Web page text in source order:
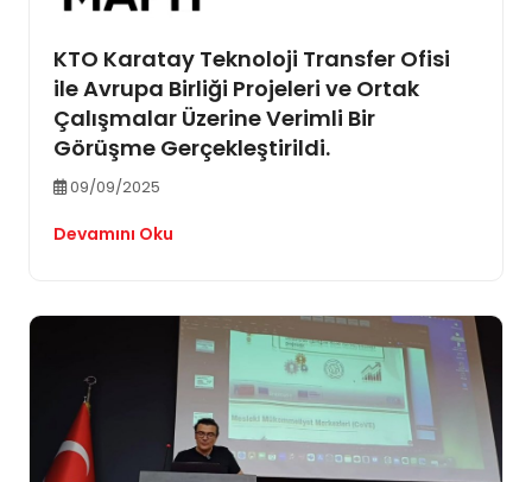
KTO Karatay Teknoloji Transfer Ofisi
ile Avrupa Birliği Projeleri ve Ortak
Çalışmalar Üzerine Verimli Bir
Görüşme Gerçekleştirildi.
09/09/2025
Devamını Oku